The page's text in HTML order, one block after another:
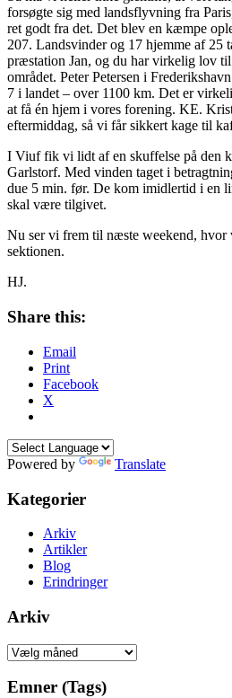
forsøgte sig med landsflyvning fra
ret godt fra det. Det blev en kæmpe
207. Landsvinder og 17 hjemme af 25
præstation Jan, og du har virkelig lov
området. Peter Petersen i
7 i landet – over 1100 km. Det er
at få én hjem i vores forening. KE.
eftermiddag, så vi får sikkert kage til
I Viuf fik vi lidt af en skuffelse på den
Garlstorf. Med vinden taget i
due 5 min. før. De kom imidlertid i en
skal være tilgivet.
Nu ser vi frem til næste weekend, hvor
sektionen.
HJ.
Share this:
Email
Print
Facebook
X
Powered by Translate
Kategorier
Arkiv
Artikler
Blog
Erindringer
Arkiv
Arkiv
Emner (Tags)